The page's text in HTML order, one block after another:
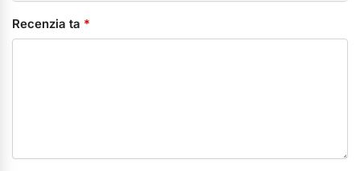
Recenzia ta *